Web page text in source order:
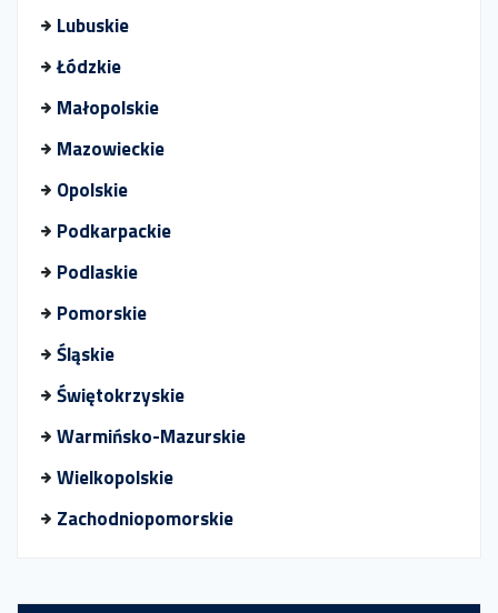
Lubuskie
Łódzkie
Małopolskie
Mazowieckie
Opolskie
Podkarpackie
Podlaskie
Pomorskie
Śląskie
Świętokrzyskie
Warmińsko-Mazurskie
Wielkopolskie
Zachodniopomorskie